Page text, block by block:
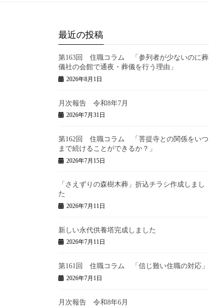
最近の投稿
第163回 住職コラム 「参列者が少ないのに葬
儀社の会館で通夜・葬儀を行う理由」
2026年8月1日
月次報告 令和8年7月
2026年7月31日
第162回 住職コラム 「菩提寺との関係をいつ
まで続けることができるか？」
2026年7月15日
「さえずりの森樹木葬」折込チラシ作成しまし
た
2026年7月11日
新しい永代供養塔完成しました
2026年7月11日
第161回 住職コラム 「信じ難い住職の対応」
2026年7月1日
月次報告 令和8年6月